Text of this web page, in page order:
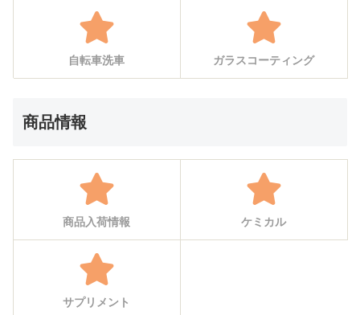
自転車洗車 ガラスコーティング
商品情報
商品入荷情報 ケミカル
サプリメント